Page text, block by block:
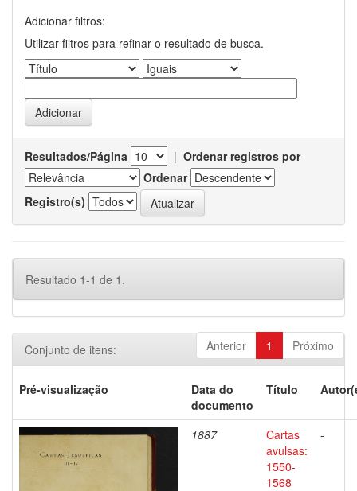
Adicionar filtros:
Utilizar filtros para refinar o resultado de busca.
Resultados/Página | Ordenar registros por
Ordenar
Registro(s)
Resultado 1-1 de 1.
Anterior 1 Próximo
Conjunto de itens:
Pré-visualização
Data do
documento
Título
1887
Cartas
avulsas:
1550-
1568
-